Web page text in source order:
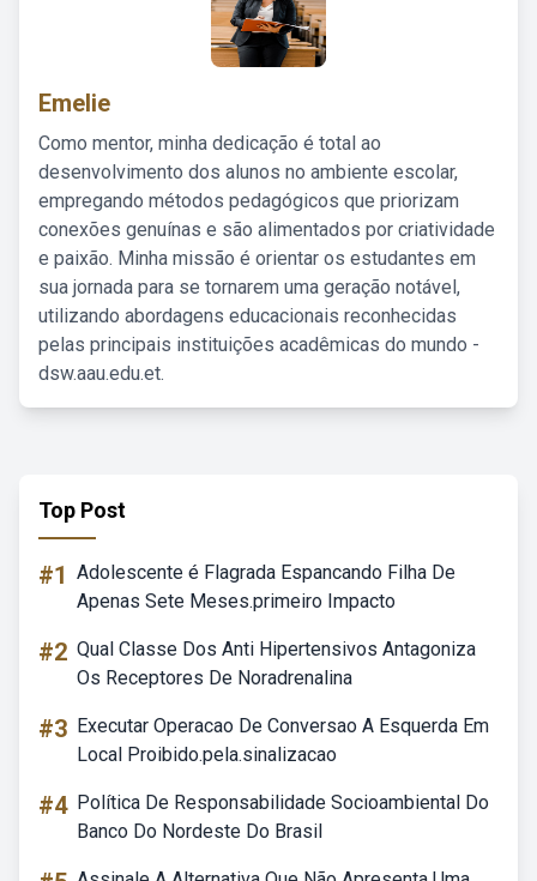
Emelie
Como mentor, minha dedicação é total ao
desenvolvimento dos alunos no ambiente escolar,
empregando métodos pedagógicos que priorizam
conexões genuínas e são alimentados por criatividade
e paixão. Minha missão é orientar os estudantes em
sua jornada para se tornarem uma geração notável,
utilizando abordagens educacionais reconhecidas
pelas principais instituições acadêmicas do mundo -
dsw.aau.edu.et.
Top Post
#1 Adolescente é Flagrada Espancando Filha De
Apenas Sete Meses.primeiro Impacto
#2 Qual Classe Dos Anti Hipertensivos Antagoniza
Os Receptores De Noradrenalina
#3 Executar Operacao De Conversao A Esquerda Em
Local Proibido.pela.sinalizacao
#4 Política De Responsabilidade Socioambiental Do
Banco Do Nordeste Do Brasil